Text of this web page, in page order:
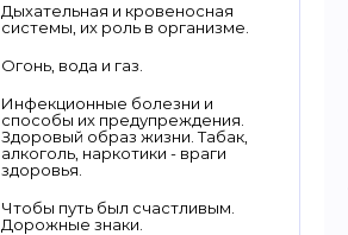
Дыхательная и кровеносная
системы, их роль в организме.
Огонь, вода и газ.
Инфекционные болезни и
способы их предупреждения.
Здоровый образ жизни. Табак,
алкоголь, наркотики - враги
здоровья.
Чтобы путь был счастливым.
Дорожные знаки.